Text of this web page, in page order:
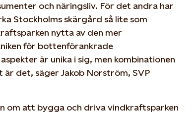
och näringsliv. För det andra har
Stockholms skärgård så lite som
nytta av den mer
för bottenförankrade
är unika i sig, men kombinationen
det, säger Jakob Norström, SVP
om att bygga och driva vindkraftsparken